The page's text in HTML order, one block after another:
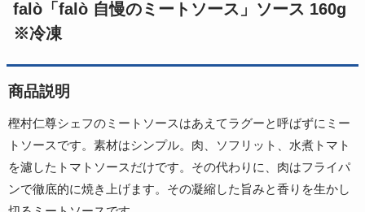
falò「falò 自慢のミートソース」ソース 160g
※冷凍
商品説明
樫村仁尊シェフのミートソースはあえてラグーと呼ばずにミー
トソースです。素材はシンプル。肉、ソフリット、水煮トマト
を濾したトマトソースだけです。その代わりに、肉はフライパ
ンで徹底的に焼き上げます。その凝縮した旨みと香りを生かし